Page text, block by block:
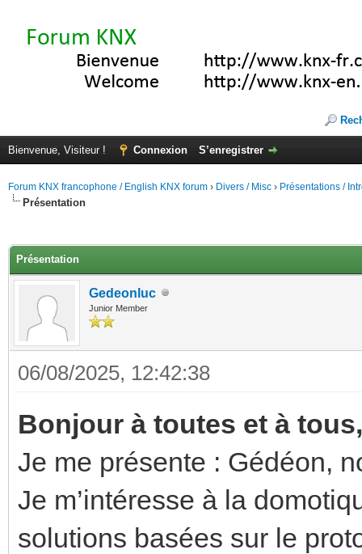
Bienvenue, Visiteur ! Connexion S’enregistrer
Forum KNX francophone / English KNX forum › Divers / Misc › Présentations /
Présentation
Présentation
Gedeonluc
Junior Member
06/08/2025, 12:42:38
Bonjour à toutes et à tous,
Je me présente : Gédéon,
Je m’intéresse à la
solutions basées sur le